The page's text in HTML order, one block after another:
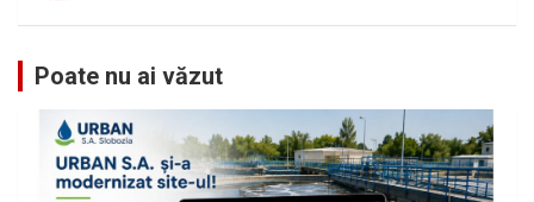
Poate nu ai văzut